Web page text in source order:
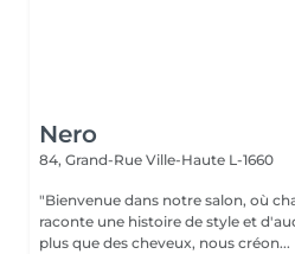
Nero
84, Grand-Rue Ville-Haute L-1660
"Bienvenue dans notre salon, où
raconte une histoire de style et
plus que des cheveux, nous créon...